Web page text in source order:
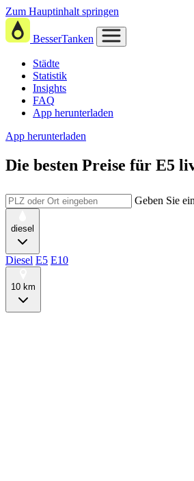
Zum Hauptinhalt springen
BesserTanken
Städte
Statistik
Insights
FAQ
App herunterladen
App herunterladen
Die besten Preise für E5
Geben Sie
diesel
Diesel E5 E10
10 km